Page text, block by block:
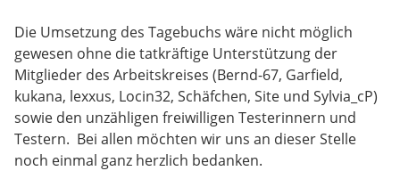
Die Umsetzung des Tagebuchs wäre nicht möglich
gewesen ohne die tatkräftige Unterstützung der
Mitglieder des Arbeitskreises (Bernd-67, Garfield,
kukana, lexxus, Locin32, Schäfchen, Site und Sylvia_cP)
sowie den unzähligen freiwilligen Testerinnern und
Testern. Bei allen möchten wir uns an dieser Stelle
noch einmal ganz herzlich bedanken.